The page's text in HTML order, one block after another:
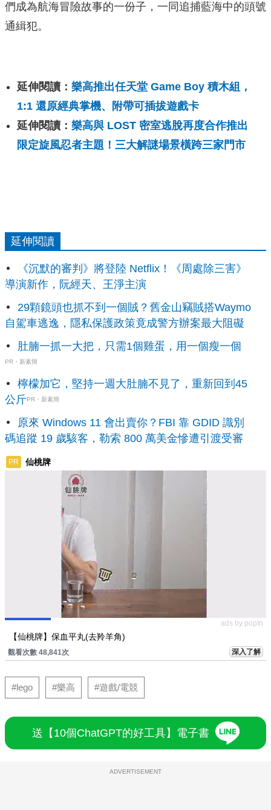
們成為航海冒險故事的一份子，一同追捕藍海中的頭號
通緝犯。
延伸閱讀： 樂高推出任天堂 Game Boy 積木組，
1:1 還原經典掌機、附帶可插拔遊戲卡
延伸閱讀： 樂高與 LOST 密室逃脫再度合作推出
限定旋風忍者主題！三大解謎場景橫跨三家門市
延伸閱讀
《沉默的審判》將登陸 Netflix！《周處除三害》
導演新作，阮經天、王淨主演
29顆鏡頭也抓不到一個賊？舊金山竊賊搭Waymo
自駕車逃逸，隱私保護政策竟成警方辦案最大阻礙
肚腩一抓一大把，只需1個雞蛋，用一個瘦一個
PR・新素簡
檸檬加它，堅持一週大肚腩不見了，重新回到45
公斤PR・新素簡
原來 Windows 11 會出賣你？FBI 靠 GDID 識別
碼追蹤 19 歲駭客，勒索 800 萬美金慘遭引渡受審
PR 仙桃牌
ads by popIn
【仙桃牌】保血平丸(去羚羊角)
觀看次數 48,841次 深入了解
#lego #樂高 #遊戲/電競
送【10個ChatGPT的好工具】電子書
ADVERTISEMENT